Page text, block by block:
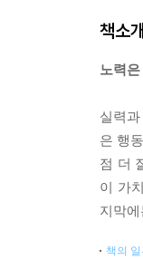
책소
노력
실력
은 행
점 더
이 가
지막
책의